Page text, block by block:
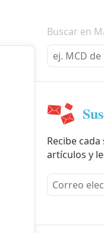
Boletín
Buscar en
Recibe
artículos y